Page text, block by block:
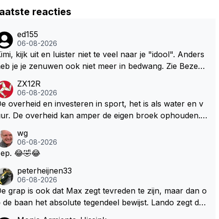
reacties
ed155
06-08-2026
kijk uit en luister niet te veel naar je "idool". Anders
je je zenuwen ook niet meer in bedwang. Zie Bezech
Veel gezelliger
ZX12R
06-08-2026
overheid en investeren in sport, het is als water en v
De overheid kan amper de eigen broek ophouden.
het best vergelijken met de sheriff van Nottinghem
Hood) welk achter de bomen verscholen de arge
stuiver te beroven. De Staat heeft nooit ooit m
een stuiver in Zandvoort willen investeren en dat zal
ook nooit gebeuren. Afdragen van BTW gelden en vergu
bij dergelijke sportievefestiviteiten MOET je dan
wg
06-08-2026
😂🤣😂
peterheijnen33
06-08-2026
grap is ook dat Max zegt tevreden te zijn, maar dan o
baan het absolute tegendeel bewijst. Lando zegt da